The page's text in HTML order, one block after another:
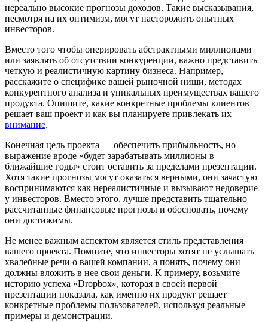
нереально высокие прогнозы доходов. Такие высказывания,
несмотря на их оптимизм, могут насторожить опытных
инвесторов.
Вместо того чтобы оперировать абстрактными миллионами
или заявлять об отсутствии конкуренции, важно представить
четкую и реалистичную картину бизнеса. Например,
расскажите о специфике вашей рыночной ниши, методах
конкурентного анализа и уникальных преимуществах вашего
продукта. Опишите, какие конкретные проблемы клиентов
решает ваш проект и как вы планируете привлекать их
внимание.
Конечная цель проекта — обеспечить прибыльность, но
выражение вроде «будет зарабатывать миллионы в
ближайшие годы» стоит оставить за пределами презентации.
Хотя такие прогнозы могут оказаться верными, они зачастую
воспринимаются как нереалистичные и вызывают недоверие
у инвесторов. Вместо этого, лучше представить тщательно
рассчитанные финансовые прогнозы и обосновать, почему
они достижимы.
Не менее важным аспектом является стиль представления
вашего проекта. Помните, что инвесторы хотят не услышать
хвалебные речи о вашей компании, а понять, почему они
должны вложить в нее свои деньги. К примеру, возьмите
историю успеха «Dropbox», которая в своей первой
презентации показала, как именно их продукт решает
конкретные проблемы пользователей, используя реальные
примеры и демонстрации.